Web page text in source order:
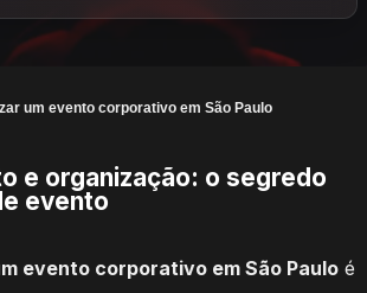
um evento corporativo em São Paulo
e organização: o segredo
evento
evento corporativo em São Paulo é